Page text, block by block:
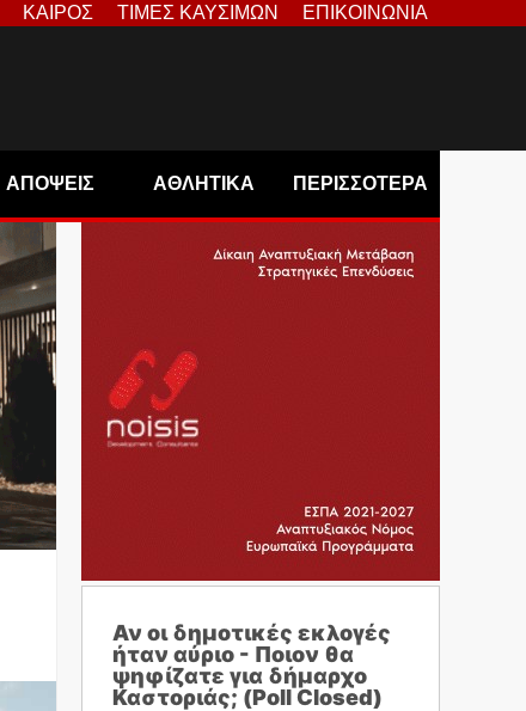
ΚΑΙΡΟΣ ΤΙΜΕΣ ΚΑΥΣΙΜΩΝ ΕΠΙΚΟΙΝΩΝΙΑ
ΑΠΟΨΕΙΣ ΑΘΛΗΤΙΚΑ ΠΕΡΙΣΣΟΤΕΡΑ
Αν οι δημοτικές εκλογές
ήταν αύριο - Ποιον θα
ψηφίζατε για δήμαρχο
Καστοριάς; (Poll Closed)